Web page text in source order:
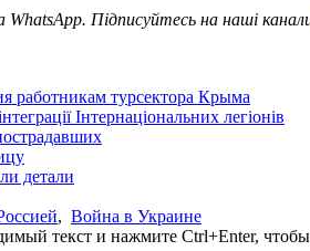
WhatsApp. Підписуйтесь на наші
работникам турсектора Крыма
Інтернаціональних легіонів
детали
, Война в Украине
текст и нажмите Ctrl+Enter,